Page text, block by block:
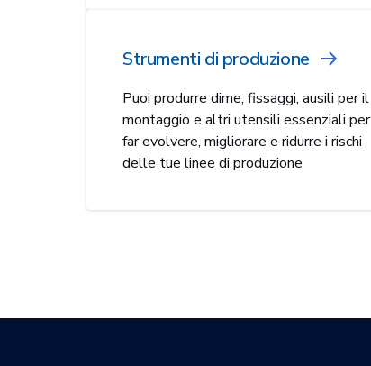
Strumenti di produzione
Puoi produrre dime, fissaggi, ausili per il
montaggio e altri utensili essenziali per
far evolvere, migliorare e ridurre i rischi
delle tue linee di produzione